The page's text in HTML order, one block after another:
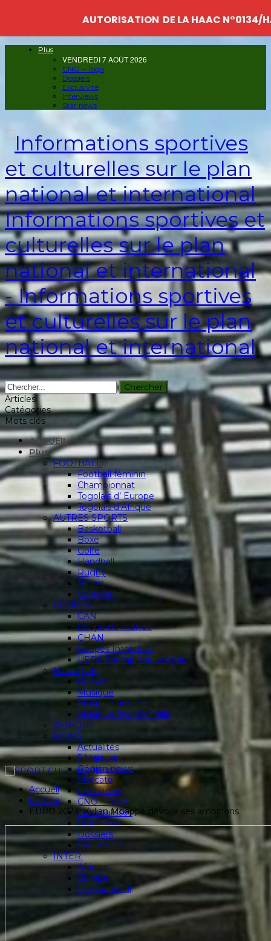
Plus
VENDREDI 7 AOÛT 2026
CNO – Togo
Dossiers
Exclusivité
Interviews
Star news
Informations sportives et
culturelles sur le plan
national et international
- Informations sportives
et culturelles sur le plan
national et international
Articles
Catégories
Mots clés
ACCUEIL
Plus
FOOTBALL
Football féminin
Championnat
Togolais d’ Europe
Togolais d’Afrique
AUTRES SPORTS
Basketball
Boxe
Golfe
Handball
Rugby
Tennis
Volleyball
COUPES
CAN
Coupe du monde
CHAN
Coupes Interclubs
UEFA Champions League
MUSIQUE
Culture
Musique
Musique urbaine
Musique traditionnelle
AFRIQUE
NEWS
Actualités
5 Majeurs
Région news
Mercato
Interviews
CNO – Togo
Les coulisses
Star news
Dossiers
Exclusivité
INTER.
Afrique
Europe
International
Accueil
Europe
EURO 2024: Kylian Mbappé dévoile ses ambitions
AUTORISATION DE LA HAAC